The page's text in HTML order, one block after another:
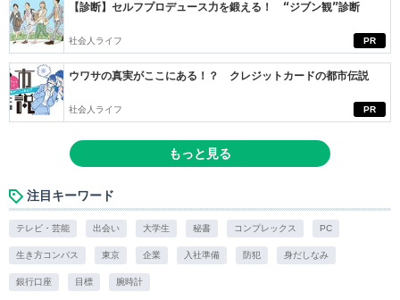
PR
【診断】セルフプロデュース力を鍛える！ “ジブン観”診断
社会人ライフ
PR
ウワサの真実がここにある！？ クレジットカードの都市伝説
社会人ライフ
もっと見る
注目キーワード
テレビ・芸能 出会い 大学生 秘書 コンプレックス PC
生き方コンパス 東京 企業 入社準備 防犯 身だしなみ
銀行口座 目標 腕時計